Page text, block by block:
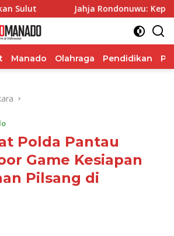
Jahja Rondonuwu: Kepala Sekolah
Manado Olahraga Pendidikan
Polda Pantau
Game Kesiapan
Pilsang di